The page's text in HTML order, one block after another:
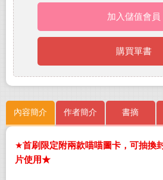
加入儲值會員
購買單書
內容簡介 作者簡介 書摘
★首刷限定附兩款喵喵圖卡，可抽換
片使用★